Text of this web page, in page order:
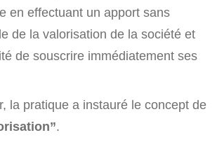
en effectuant un apport sans
de la valorisation de la société et
de souscrire immédiatement ses
la pratique a instauré le concept de
.